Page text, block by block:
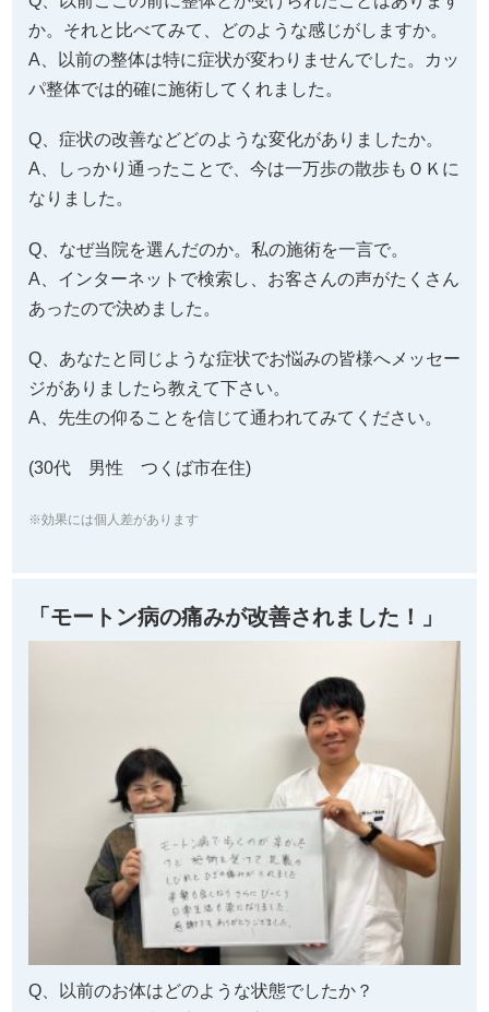
か。それと比べてみて、どのような感じがしますか。
A、以前の整体は特に症状が変わりませんでした。カッ
パ整体では的確に施術してくれました。
Q、症状の改善などどのような変化がありましたか。
A、しっかり通ったことで、今は一万歩の散歩もＯＫに
なりました。
Q、なぜ当院を選んだのか。私の施術を一言で。
A、インターネットで検索し、お客さんの声がたくさん
あったので決めました。
Q、あなたと同じような症状でお悩みの皆様へメッセー
ジがありましたら教えて下さい。
A、先生の仰ることを信じて通われてみてください。
(30代 男性 つくば市在住)
※効果には個人差があります
「モートン病の痛みが改善されました！」
Q、以前のお体はどのような状態でしたか？